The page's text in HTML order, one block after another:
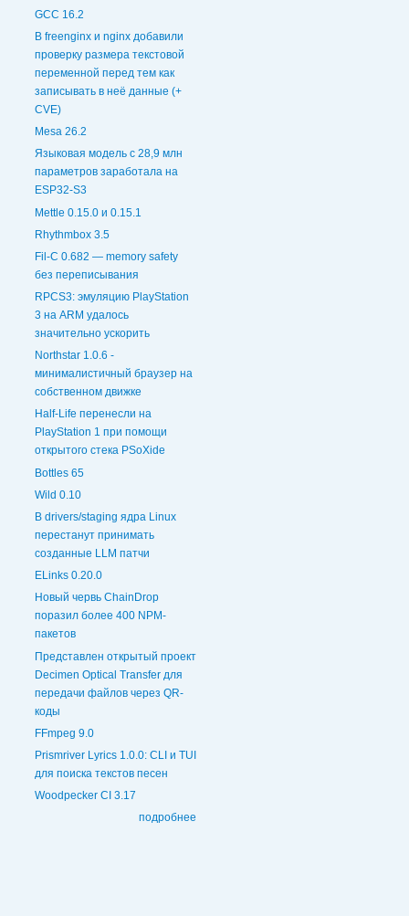
GCC 16.2
В freenginx и nginx добавили
проверку размера текстовой
переменной перед тем как
записывать в неё данные (+
CVE)
Mesa 26.2
Языковая модель с 28,9 млн
параметров заработала на
ESP32-S3
Mettle 0.15.0 и 0.15.1
Rhythmbox 3.5
Fil-C 0.682 — memory safety
без переписывания
RPCS3: эмуляцию PlayStation
3 на ARM удалось
значительно ускорить
Northstar 1.0.6 -
минималистичный браузер на
собственном движке
Half-Life перенесли на
PlayStation 1 при помощи
открытого стека PSoXide
Bottles 65
Wild 0.10
В drivers/staging ядра Linux
перестанут принимать
созданные LLM патчи
ELinks 0.20.0
Новый червь ChainDrop
поразил более 400 NPM-
пакетов
Представлен открытый проект
Decimen Optical Transfer для
передачи файлов через QR-
коды
FFmpeg 9.0
Prismriver Lyrics 1.0.0: CLI и TUI
для поиска текстов песен
Woodpecker CI 3.17
подробнее